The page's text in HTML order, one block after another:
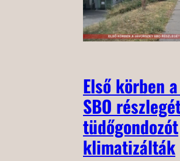
Első körben
SBO
tüdőgondozót
klimatizálták